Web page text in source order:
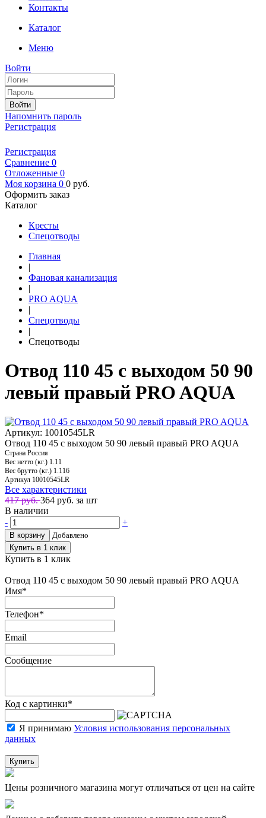
Контакты
Каталог
Меню
Войти
Войти
Напомнить пароль
Регистрация
Регистрация
Сравнение 0
Отложенные 0
Моя корзина 0 0 руб.
Оформить заказ
Каталог
Кресты
Спецотводы
Главная
|
Фановая канализация
|
PRO AQUA
|
Спецотводы
|
Спецотводы
Отвод 110 45 с выходом 50 90
левый правый PRO AQUA
Артикул: 10010545LR
Отвод 110 45 с выходом 50 90 левый правый PRO AQUA
Страна Россия
Вес нетто (кг.) 1.11
Вес брутто (кг.) 1.116
Артикул 10010545LR
Все характеристики
417 руб.364 руб. за шт
В наличии
-
+
В корзину
Добавлено
Купить в 1 клик
Купить в 1 клик
Отвод 110 45 с выходом 50 90 левый правый PRO AQUA
Имя*
Телефон*
Email
Сообщение
Код с картинки*
Я принимаю Условия использования персональных
данных
Купить
Цены розничного магазина могут отличаться от цен на сайте